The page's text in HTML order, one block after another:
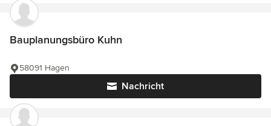
Bauplanungsbüro Kuhn
Nachricht
58091 Hagen